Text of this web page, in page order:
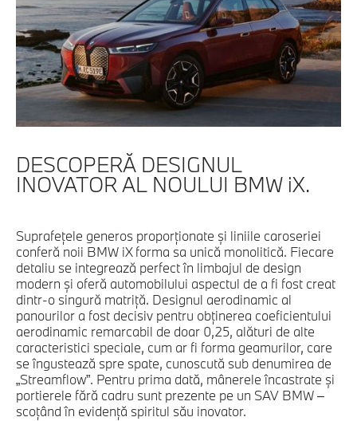
DESCOPERĂ DESIGNUL
INOVATOR AL NOULUI BMW iX.
Suprafeţele generos proporţionate şi liniile caroseriei
conferă noii BMW iX forma sa unică monolitică. Fiecare
detaliu se integrează perfect în limbajul de design
modern şi oferă automobilului aspectul de a fi fost creat
dintr-o singură matriţă. Designul aerodinamic al
panourilor a fost decisiv pentru obţinerea coeficientului
aerodinamic remarcabil de doar 0,25, alături de alte
caracteristici speciale, cum ar fi forma geamurilor, care
se îngustează spre spate, cunoscută sub denumirea de
„Streamflow”. Pentru prima dată, mânerele încastrate şi
portierele fără cadru sunt prezente pe un SAV BMW –
scoţând în evidenţă spiritul său inovator.